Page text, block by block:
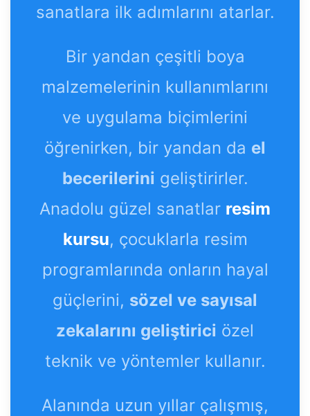
sanatlara ilk adımlarını atarlar.
Bir yandan çeşitli boya
malzemelerinin kullanımlarını
ve uygulama biçimlerini
öğrenirken, bir yandan da el
becerilerini geliştirirler.
Anadolu güzel sanatlar resim
kursu, çocuklarla resim
programlarında onların hayal
güçlerini, sözel ve sayısal
zekalarını geliştirici özel
teknik ve yöntemler kullanır.
Alanında uzun yıllar çalışmış,